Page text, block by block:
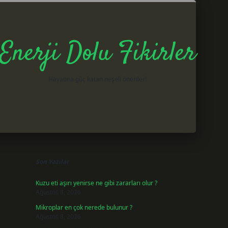
Dolu Fikirler
Son Yazılar
Kuzu eti aşırı yenirse ne gibi zararları olur ?
Ağustos 8, 2026
Mikroplar en çok nerede bulunur ?
Ağustos 8, 2026